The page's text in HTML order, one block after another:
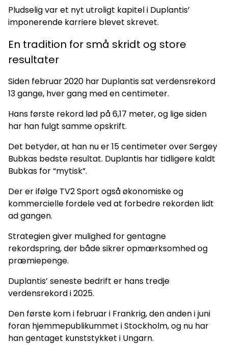
Pludselig var et nyt utroligt kapitel i Duplantis’
imponerende karriere blevet skrevet.
En tradition for små skridt og store
resultater
Siden februar 2020 har Duplantis sat verdensrekord
13 gange, hver gang med en centimeter.
Hans første rekord lød på 6,17 meter, og lige siden
har han fulgt samme opskrift.
Det betyder, at han nu er 15 centimeter over Sergey
Bubkas bedste resultat. Duplantis har tidligere kaldt
Bubkas for “mytisk”.
Der er ifølge TV2 Sport også økonomiske og
kommercielle fordele ved at forbedre rekorden lidt
ad gangen.
Strategien giver mulighed for gentagne
rekordspring, der både sikrer opmærksomhed og
præmiepenge.
Duplantis’ seneste bedrift er hans tredje
verdensrekord i 2025.
Den første kom i februar i Frankrig, den anden i juni
foran hjemmepublikummet i Stockholm, og nu har
han gentaget kunststykket i Ungarn.